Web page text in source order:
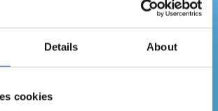
Details About
cookies
compte pour vous ? Devenez le
appel à notre équipe d’experts
de 99 % des bactéries et